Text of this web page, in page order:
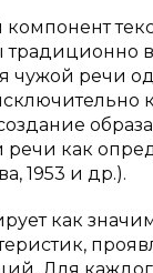
чужой речи
речи как
1953 и др.).
как